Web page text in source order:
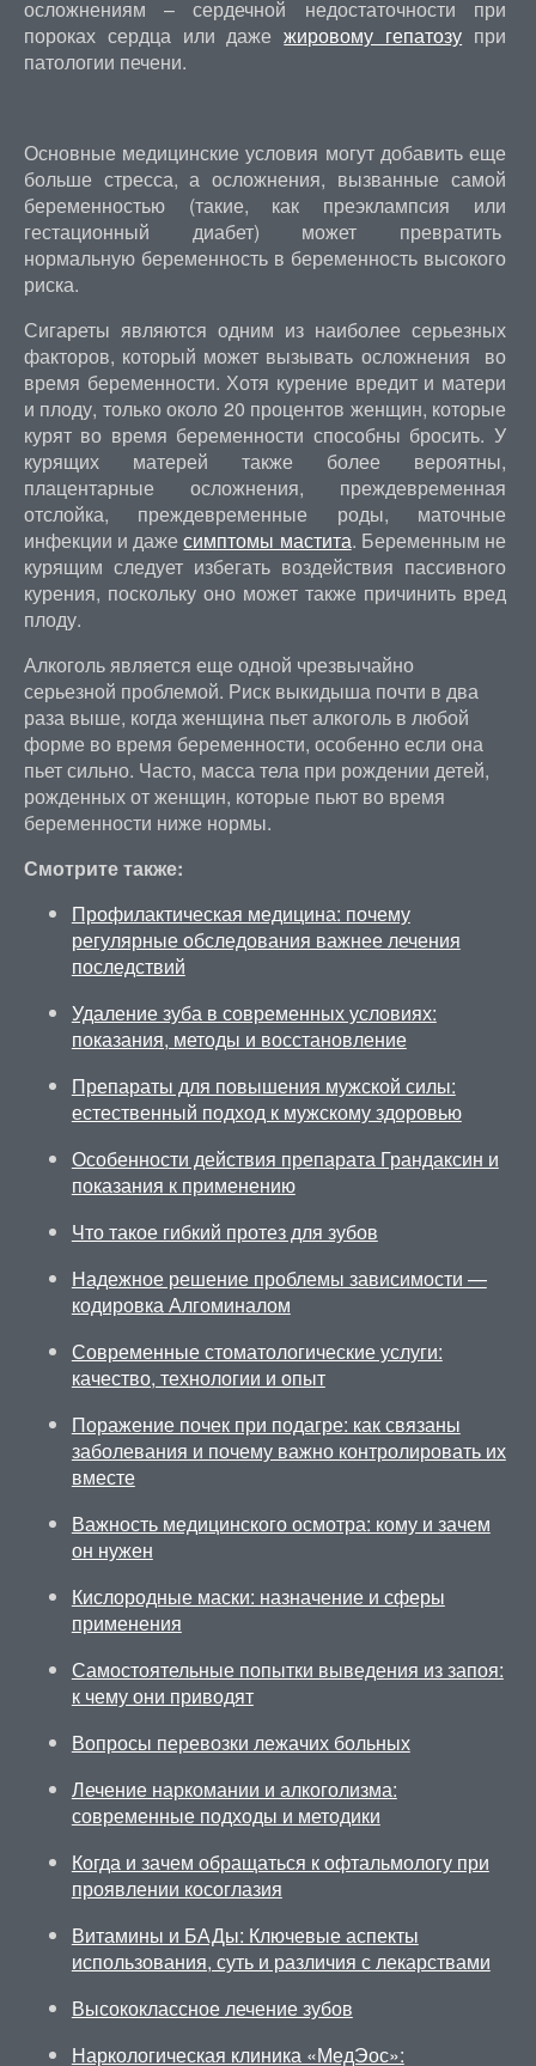
осложнениям – сердечной недостаточности при
пороках сердца или дажежировому гепатозу при
патологии печени.
Основные медицинские условия могут добавить еще
больше стресса, а осложнения, вызванные самой
беременностью (такие, как преэклампсия или
гестационный диабет) может превратить
нормальную беременность в беременность высокого
риска.
Сигареты являются одним из наиболее серьезных
факторов, который может вызывать осложнения во
время беременности. Хотя курение вредит и матери
и плоду, только около 20 процентов женщин, которые
курят во время беременности способны бросить. У
курящих матерей также более вероятны,
плацентарные осложнения, преждевременная
отслойка, преждевременные роды, маточные
инфекции и дажесимптомы мастита. Беременным не
курящим следует избегать воздействия пассивного
курения, поскольку оно может также причинить вред
плоду.
Алкоголь является еще одной чрезвычайно
серьезной проблемой. Риск выкидыша почти в два
раза выше, когда женщина пьет алкоголь в любой
форме во время беременности, особенно если она
пьет сильно. Часто, масса тела при рождении детей,
рожденных от женщин, которые пьют во время
беременности ниже нормы.
Смотрите также:
Профилактическая медицина: почему
регулярные обследования важнее лечения
последствий
Удаление зуба в современных условиях:
показания, методы и восстановление
Препараты для повышения мужской силы:
естественный подход к мужскому здоровью
Особенности действия препарата Грандаксин и
показания к применению
Что такое гибкий протез для зубов
Надежное решение проблемы зависимости —
кодировка Алгоминалом
Современные стоматологические услуги:
качество, технологии и опыт
Поражение почек при подагре: как связаны
заболевания и почему важно контролировать их
вместе
Важность медицинского осмотра: кому и зачем
он нужен
Кислородные маски: назначение и сферы
применения
Самостоятельные попытки выведения из запоя:
к чему они приводят
Вопросы перевозки лежачих больных
Лечение наркомании и алкоголизма:
современные подходы и методики
Когда и зачем обращаться к офтальмологу при
проявлении косоглазия
Витамины и БАДы: Ключевые аспекты
использования, суть и различия с лекарствами
Высококлассное лечение зубов
Наркологическая клиника «МедЭос»: